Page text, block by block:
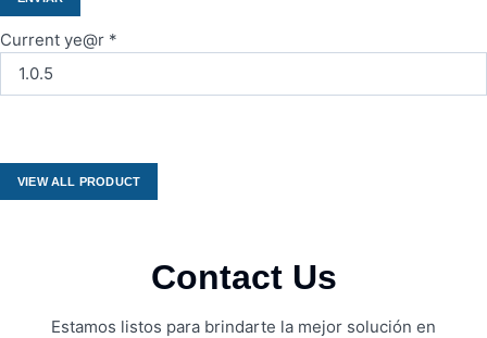
Current ye@r *
VIEW ALL PRODUCT
Contact Us
Estamos listos para brindarte la mejor solución en